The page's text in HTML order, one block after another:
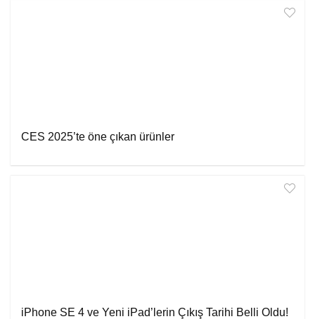
CES 2025’te öne çıkan ürünler
iPhone SE 4 ve Yeni iPad’lerin Çıkış Tarihi Belli Oldu!